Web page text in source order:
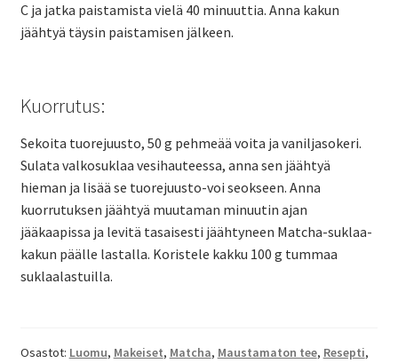
C ja jatka paistamista vielä 40 minuuttia. Anna kakun
jäähtyä täysin paistamisen jälkeen.
Kuorrutus:
Sekoita tuorejuusto, 50 g pehmeää voita ja vaniljasokeri.
Sulata valkosuklaa vesihauteessa, anna sen jäähtyä
hieman ja lisää se tuorejuusto-voi seokseen. Anna
kuorrutuksen jäähtyä muutaman minuutin ajan
jääkaapissa ja levitä tasaisesti jäähtyneen Matcha-suklaa-
kakun päälle lastalla. Koristele kakku 100 g tummaa
suklaalastuilla.
Osastot: Luomu, Makeiset, Matcha, Maustamaton tee, Resepti,